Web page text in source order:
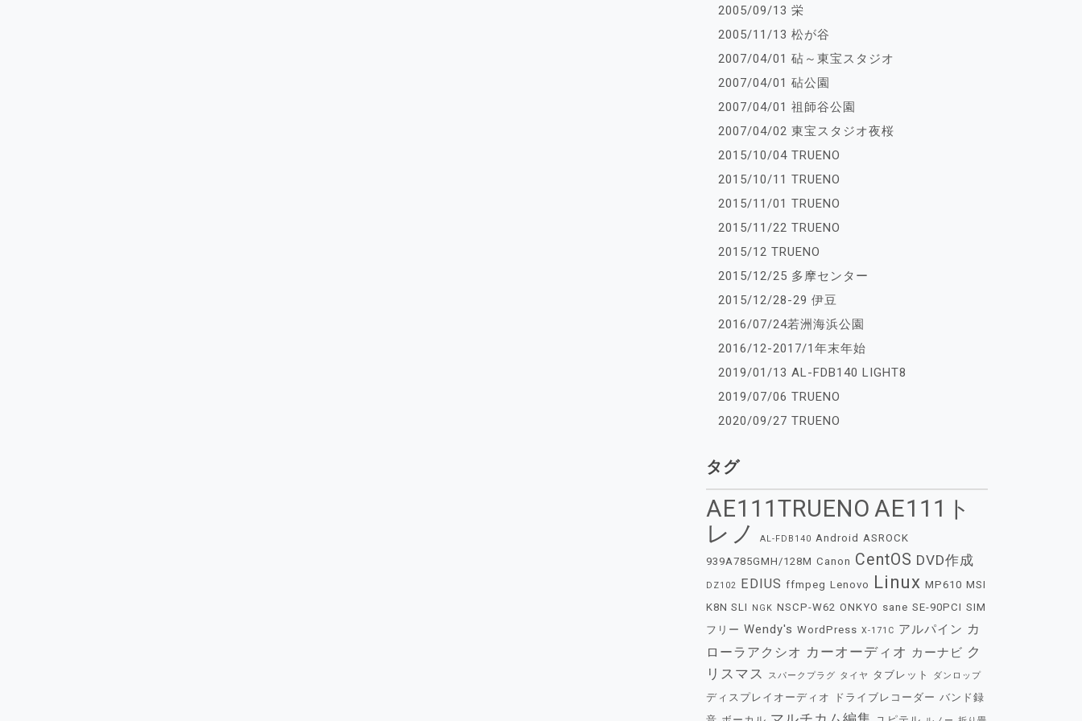
2005/09/13 栄
2005/11/13 松が谷
2007/04/01 砧～東宝スタジオ
2007/04/01 砧公園
2007/04/01 祖師谷公園
2007/04/02 東宝スタジオ夜桜
2015/10/04 TRUENO
2015/10/11 TRUENO
2015/11/01 TRUENO
2015/11/22 TRUENO
2015/12 TRUENO
2015/12/25 多摩センター
2015/12/28-29 伊豆
2016/07/24若洲海浜公園
2016/12-2017/1年末年始
2019/01/13 AL-FDB140 LIGHT8
2019/07/06 TRUENO
2020/09/27 TRUENO
タグ
AE111TRUENO AE111ト
レノ
AL-FDB140 Android ASROCK
939A785GMH/128M Canon CentOS DVD作成
DZ102 EDIUS ffmpeg Lenovo Linux MP610 MSI
K8N SLI
NGK NSCP-W62 ONKYO sane SE-90PCI SIM
フリー Wendy's WordPress X-171C アルパイン カ
ローラアクシオ カーオーディオ カーナビ ク
リスマス
スパークプラグ タイヤ タブレット ダンロップ
ディスプレイオーディオ ドライブレコーダー バンド録